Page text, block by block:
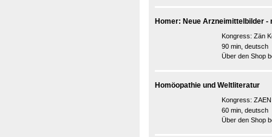
Homer: Neue Arzneimittelbilder -
Kongress: Zän
90 min, deutsch
Über den Shop
Homöopathie und Weltliteratur
Kongress:
60 min, deutsch
Über den Shop